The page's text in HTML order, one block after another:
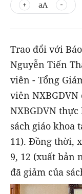
aA
Trao đổi với
Nguyễn Tiến
viên - Tổng
viên NXBGDVN
NXBGDVN
sách giáo khoa
11). Đồng thời,
9, 12 (xuất bản
đã giảm của